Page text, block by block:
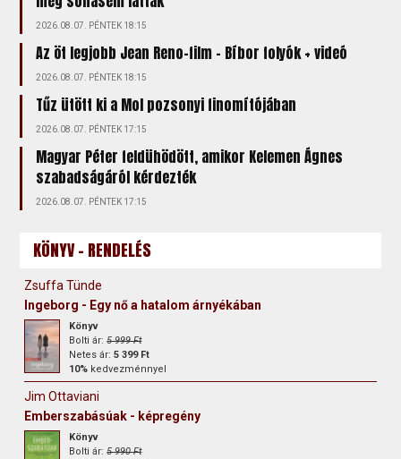
2026.08.07. PÉNTEK 18:15
Az öt legjobb Jean Reno-film – Bíbor folyók + videó
2026.08.07. PÉNTEK 18:15
Tűz ütött ki a Mol pozsonyi finomítójában
2026.08.07. PÉNTEK 17:15
Magyar Péter feldühödött, amikor Kelemen Ágnes
szabadságáról kérdezték
2026.08.07. PÉNTEK 17:15
KÖNYV - RENDELÉS
Zsuffa Tünde
Ingeborg - Egy nő a hatalom árnyékában
Könyv
Bolti ár:5 999 Ft
Netes ár:5 399 Ft
10% kedvezménnyel
Jim Ottaviani
Emberszabásúak - képregény
Könyv
Bolti ár:5 990 Ft